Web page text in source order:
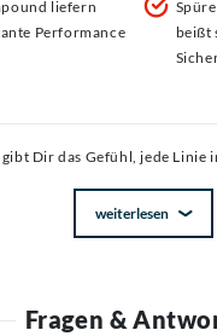
liefern
Performance
beißt
Dir das Gefühl, jede Linie
weiterlesen
Fragen &